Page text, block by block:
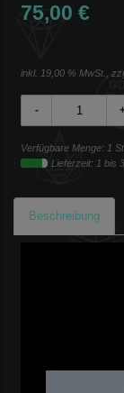
75,00 €
inkl. 19,00 % MwSt.,
Verfügbare Menge: 1
Lieferzeit: 1 bis
Beschreibung